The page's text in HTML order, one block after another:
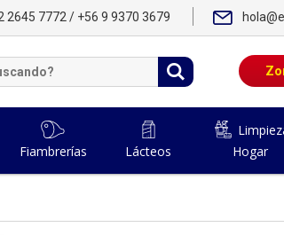
2645 7772 / +56 9 9370 3679
Fiambrerías Lácteos
Hogar